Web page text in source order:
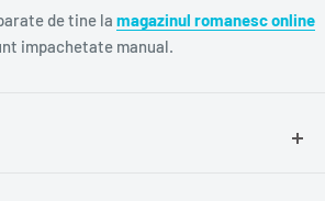
de tine la magazinul romanesc online
impachetate manual.